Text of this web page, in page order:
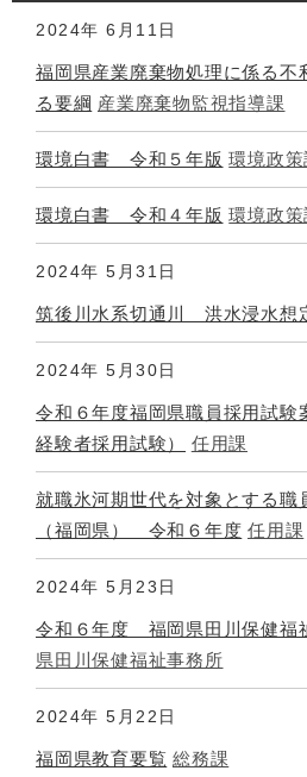
2024年 6月11日
福岡県産業廃棄物処理に係る不
る要綱 産業廃棄物監視指導課
環境白書 令和５年版 環境政策
環境白書 令和４年版 環境政策
2024年 5月31日
筑後川水系切通川 洪水浸水想
2024年 5月30日
令和６年度福岡県職員採用試験
経験者採用試験）
任用課
就職氷河期世代を対象とする職
（福岡県） 令和６年度 任用課
2024年 5月23日
令和６年度 福岡県田川保健福
県田川保健福祉事務所
2024年 5月22日
福岡県教育要覧 総務課